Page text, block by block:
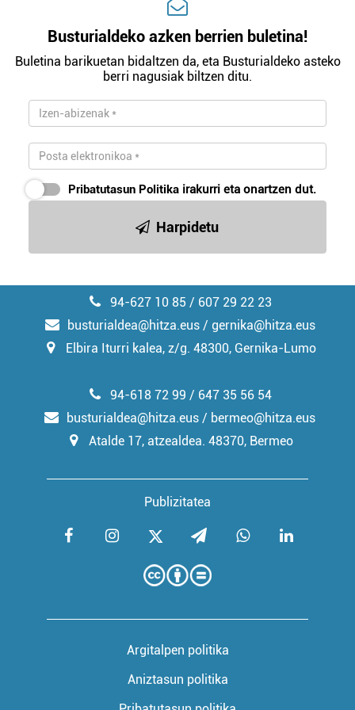
Busturialdeko azken berrien buletina!
Buletina barikuetan bidaltzen da, eta Busturialdeko asteko
berri nagusiak biltzen ditu.
Pribatutasun Politika irakurri eta onartzen dut.
Harpidetu
94-627 10 85 / 607 29 22 23
busturialdea@hitza.eus / gernika@hitza.eus
Elbira Iturri kalea, z/g. 48300, Gernika-Lumo
Publizitatea
94-618 72 99 / 647 35 56 54
busturialdea@hitza.eus / bermeo@hitza.eus
Atalde 17, atzealdea. 48370, Bermeo
Argitalpen politika
Aniztasun politika